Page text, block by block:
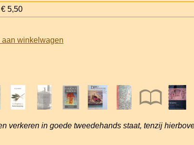
€ 5,50
aan winkelwagen
verkeren in goede tweedehands staat, tenzij